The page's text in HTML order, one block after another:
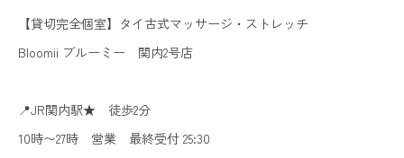
【貸切完全個室】タイ古式マッサージ・ストレッチ
Bloomii ブルーミー 関内2号店
📍JR関内駅★ 徒歩2分
10時〜27時 営業 最終受付 25:30